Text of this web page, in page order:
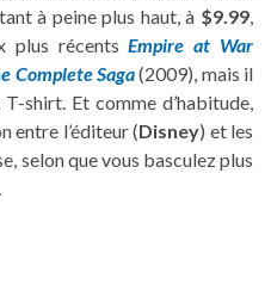
à peine plus haut, à $9.99,
plus récentsEmpire at War
Complete Saga(2009), mais il
shirt. Et comme d’habitude,
entre l’éditeur (Disney) et les
selon que vous basculez plus